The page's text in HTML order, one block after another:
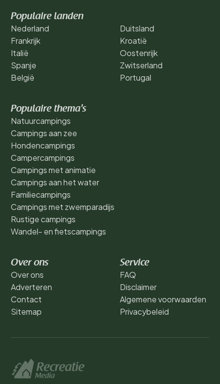
Populaire landen
Nederland
Frankrijk
Italië
Spanje
België
Duitsland
Kroatië
Oostenrijk
Zwitserland
Portugal
Populaire thema's
Natuurcampings
Campings aan zee
Hondencampings
Campercampings
Campings met animatie
Campings aan het water
Familiecampings
Campings met zwemparadijs
Rustige campings
Wandel- en fietscampings
Over ons
Over ons
Adverteren
Contact
Sitemap
Service
FAQ
Disclaimer
Algemene voorwaarden
Privacybeleid